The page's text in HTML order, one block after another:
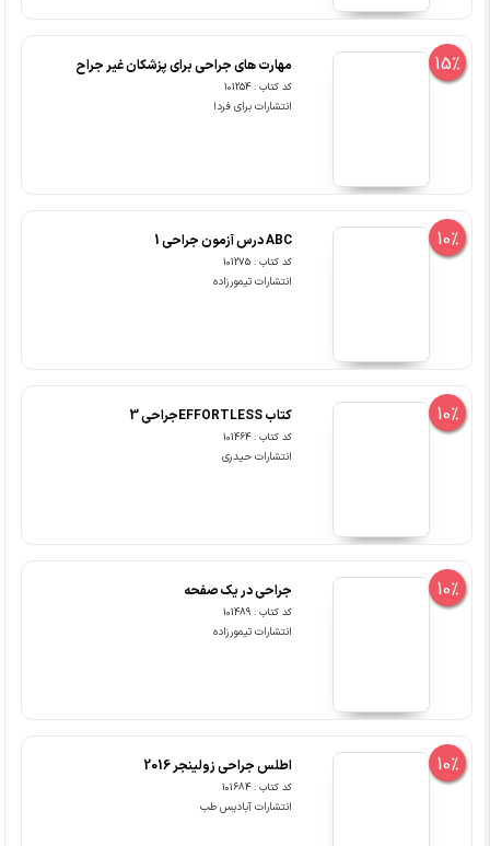
15% مهارت های جراحی برای پزشکان غیر جراح
کد کتاب : 101254
انتشارات برای فردا
10% ABC درس آزمون جراحی 1
کد کتاب : 101275
انتشارات تیمورزاده
10% کتاب EFFORTLESSجراحی 3
کد کتاب : 101464
انتشارات حیدری
10% جراحی در یک صفحه
کد کتاب : 101489
انتشارات تیمورزاده
10% اطلس جراحی زولینجر 2016
کد کتاب : 101684
انتشارات آبادیس طب